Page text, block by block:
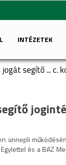
INTÉZETEK
segítő ... c.
ünnepli
és a BAZ